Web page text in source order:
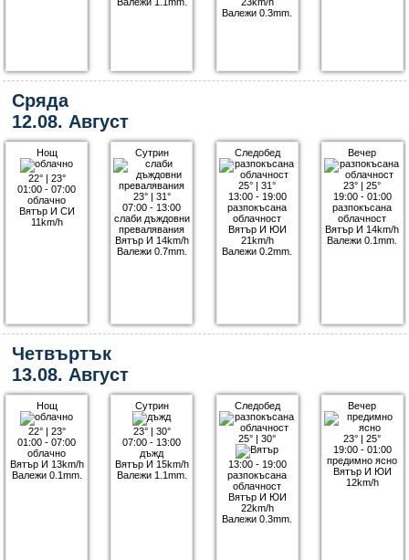
Валежи 0.3mm.
Сряда
12.08. Август
Нощ
22°| 23°
01:00 - 07:00
облачно
Вятър И СИ
11km/h
Сутрин
23°| 31°
07:00 - 13:00
слаби дъждовни
превалявания
Вятър И 14km/h
Валежи 0.7mm.
Следобед
25° |31°
13:00 - 19:00
разпокъсана
облачност
Вятър И ЮИ
21km/h
Валежи 0.2mm.
Вечер
23° |25°
19:00 - 01:00
разпокъсана
облачност
Вятър И 14km/h
Валежи 0.1mm.
Четвъртък
13.08. Август
Нощ
22°| 23°
01:00 - 07:00
облачно
Вятър И 13km/h
Валежи 0.1mm.
Сутрин
23°| 30°
07:00 - 13:00
дъжд
Вятър И 15km/h
Валежи 1.1mm.
Следобед
25° |30°
13:00 - 19:00
разпокъсана
облачност
Вятър И ЮИ
22km/h
Валежи 0.3mm.
Вечер
23° |25°
19:00 - 01:00
предимно ясно
Вятър И ЮИ
12km/h